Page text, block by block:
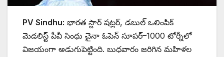
PV Sindhu: భారత స్టార్ షట్లర్, డబుల్ ఒలింపిక్
మెడలిస్ట్ పీవీ సింధు చైనా ఓపెన్ సూపర్–1000 టోర్నీలో
విజయంగా అడుగుపెట్టింది. బుధవారం జరిగిన మహిళల